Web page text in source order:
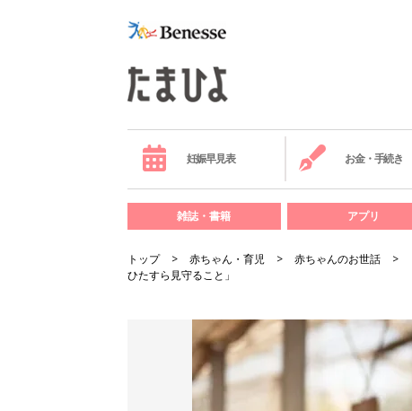
妊娠早見表 お金・手続き
雑誌・書籍 アプリ
トップ 赤ちゃん・育児 赤ちゃんのお世話
ひたすら見守ること」